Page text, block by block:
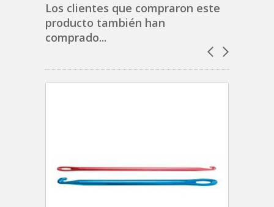
Los clientes que compraron este
producto también han
comprado...